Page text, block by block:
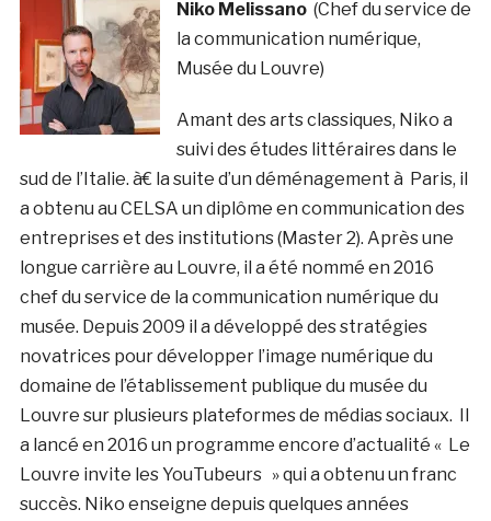
Niko Melissano(Chef du service de
la communication numérique,
Musée du Louvre)
Amant des arts classiques, Niko a
suivi des études littéraires dans le
sud de l’Italie. à€ la suite d’un déménagement à Paris, il
a obtenu au CELSA un diplôme en communication des
entreprises et des institutions (Master 2). Après une
longue carrière au Louvre, il a été nommé en 2016
chef du service de la communication numérique du
musée. Depuis 2009 il a développé des stratégies
novatrices pour développer l’image numérique du
domaine de l’établissement publique du musée du
Louvre sur plusieurs plateformes de médias sociaux. Il
a lancé en 2016 un programme encore d’actualité « Le
Louvre invite les YouTubeurs » qui a obtenu un franc
succès. Niko enseigne depuis quelques années